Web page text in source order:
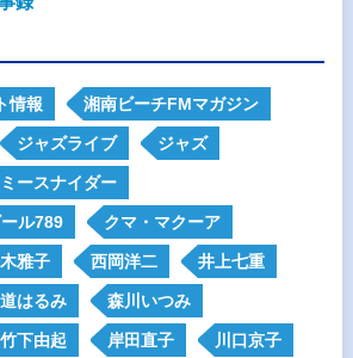
情報 湘南ビーチFMマガジン
ジャズライブ ジャズ
ミースナイダー
ル789 クマ・マクーア
雅子 西岡洋二 井上七重
はるみ 森川いつみ
竹下由起 岸田直子 川口京子